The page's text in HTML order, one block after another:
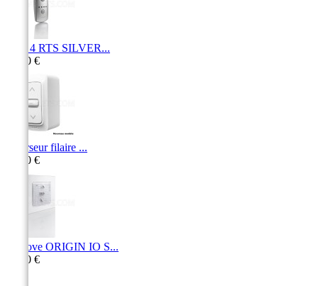
Telis 4 RTS SILVER...
87,90 €
Inverseur filaire ...
14,30 €
Smoove ORIGIN IO S...
62,60 €